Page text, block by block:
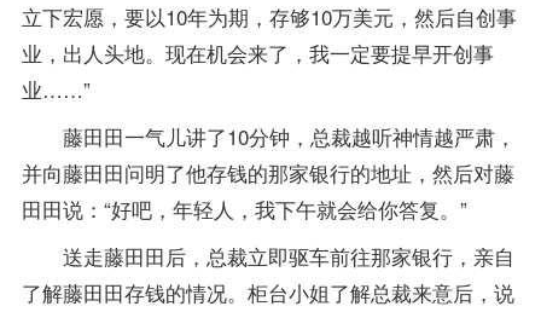
立下宏愿，要以10年为期，存够10万美元，然后自创事
业，出人头地。现在机会来了，我一定要提早开创事
业……”
藤田田一气儿讲了10分钟，总裁越听神情越严肃，
并向藤田田问明了他存钱的那家银行的地址，然后对藤
田田说：“好吧，年轻人，我下午就会给你答复。”
送走藤田田后，总裁立即驱车前往那家银行，亲自
了解藤田田存钱的情况。柜台小姐了解总裁来意后，说